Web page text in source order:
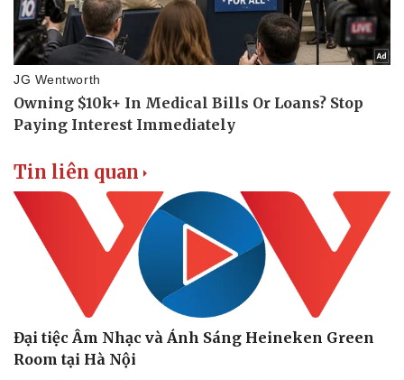
Bóng đá
Lịch thi đấu bóng đá
Thế giới thể thao
Ô tô
Xe máy
Tư vấn
Tin liên quan
Đại tiệc Âm Nhạc và Ánh Sáng Heineken Green
Room tại Hà Nội